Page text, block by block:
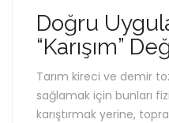
Doğru
“Karışım”
Tarım kireci ve demir
sağlamak için bunları
karıştırmak yerine,